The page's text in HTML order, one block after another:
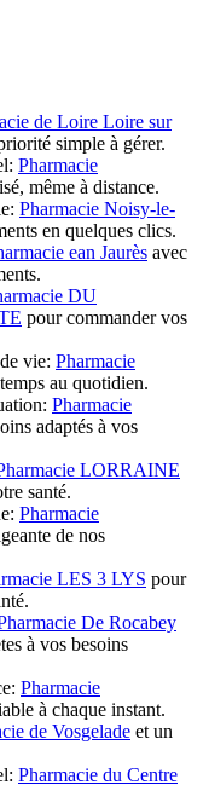
de Loire Loire sur
simple à gérer.
Pharmacie
même à distance.
Pharmacie Noisy-le-
en quelques clics.
ean Jaurès avec
DU
pour commander vos
vie: Pharmacie
au quotidien.
Pharmacie
adaptés à vos
LORRAINE
santé.
Pharmacie
de nos
LES 3 LYS pour
De Rocabey
à vos besoins
Pharmacie
à chaque instant.
de Vosgelade et un
Pharmacie du Centre